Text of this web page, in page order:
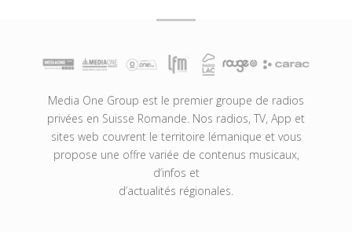
Media One Group est le premier groupe de radios
privées en Suisse Romande. Nos radios, TV, App et
sites web couvrent le territoire lémanique et vous
propose une offre variée de contenus musicaux,
d’infos et
d’actualités régionales.